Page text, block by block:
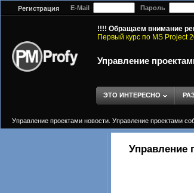
Регистрация E-Mail Пароль
!!!! Обращаем внимание
Первый курс по MS Project
Управление
ЭТО ИНТЕРЕСНО
Управление проектами новости. Управление проектами
Управление